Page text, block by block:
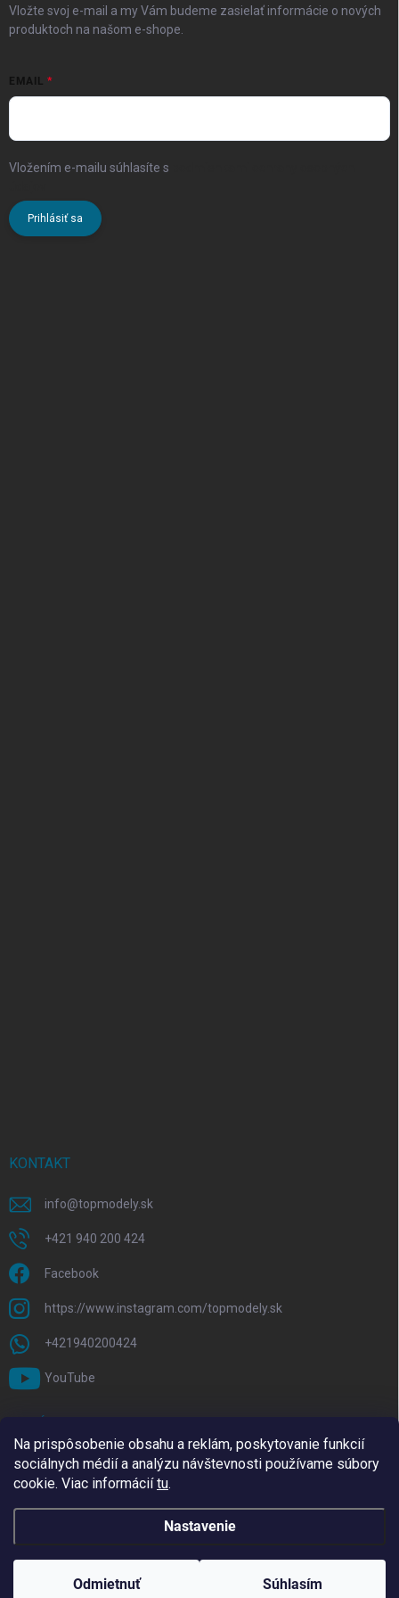
Na prispôsobenie obsahu a reklám, poskytovanie funkcií
sociálnych médií a analýzu návštevnosti používame súbory
cookie. Viac informáciítu.
Nastavenie
Odmietnuť Súhlasím
Vložte svoj e-mail a my Vám budeme zasielať informácie o nových
produktoch na našom e-shope.
EMAIL
Vložením e-mailu súhlasíte s
Prihlásiť sa
KONTAKT
info@topmodely.sk
+421 940 200 424
Facebook
https://www.instagram.com/topmodely.sk
+421940200424
YouTube
Copyright 2026TopModely. Všetky práva vyhradené.Upraviť nastavenie